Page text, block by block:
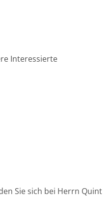
Interessierte
Sie sich bei Herrn Quint